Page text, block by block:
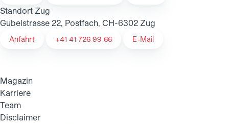
Standort Zug
Gubelstrasse 22, Postfach, CH-6302 Zug
Anfahrt +41 41 726 99 66 E-Mail
Magazin
Karriere
Team
Disclaimer